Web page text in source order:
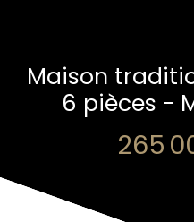
Maison
6 pièces -
265